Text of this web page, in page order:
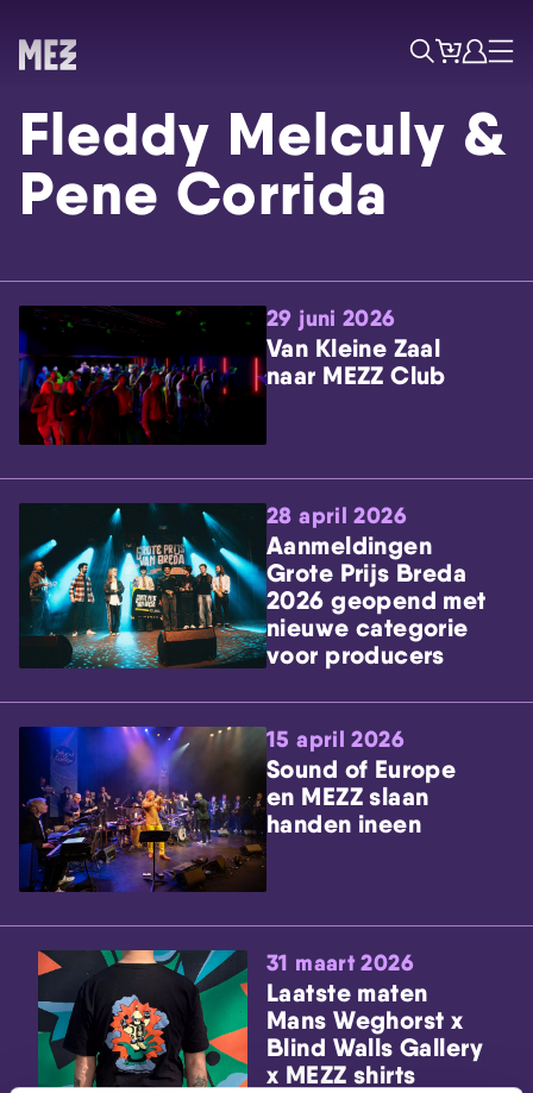
Skip navigatie
ZoekTicketsAccount
Menu
Fleddy Melculy &
Pene Corrida
29 juni 2026
Van Kleine Zaal
naar MEZZ Club
28 april 2026
Aanmeldingen
Grote Prijs Breda
2026 geopend met
nieuwe categorie
voor producers
15 april 2026
Sound of Europe
en MEZZ slaan
handen ineen
31 maart 2026
Laatste maten
Mans Weghorst x
Blind Walls Gallery
x MEZZ shirts